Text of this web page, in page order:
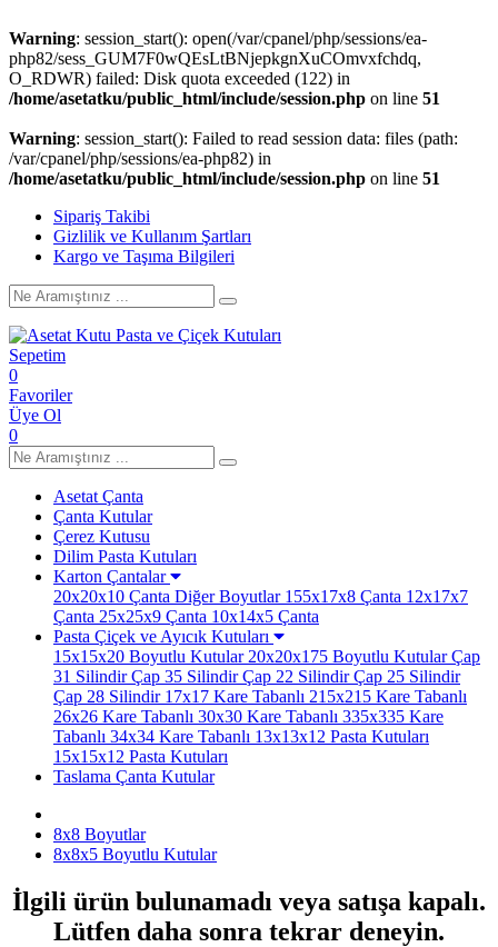
Warning: session_start(): open(/var/cpanel/php/sessions/ea-
php82/sess_GUM7F0wQEsLtBNjepkgnXuCOmvxfchdq,
O_RDWR) failed: Disk quota exceeded (122) in
/home/asetatku/public_html/include/session.php on line 51
Warning: session_start(): Failed to read session data: files (path:
/var/cpanel/php/sessions/ea-php82) in
/home/asetatku/public_html/include/session.php on line 51
Sipariş Takibi
Gizlilik ve Kullanım Şartları
Kargo ve Taşıma Bilgileri
Sepetim
0
Favoriler
Üye Ol
0
Asetat Çanta
Çanta Kutular
Çerez Kutusu
Dilim Pasta Kutuları
Karton Çantalar
20x20x10 Çanta Diğer Boyutlar155x17x8 Çanta 12x17x7
Çanta 25x25x9 Çanta 10x14x5 Çanta
Pasta Çiçek ve Ayıcık Kutuları
15x15x20 Boyutlu Kutular20x20x175 Boyutlu KutularÇap
31 SilindirÇap 35 SilindirÇap 22 SilindirÇap 25 Silindir
Çap 28 Silindir17x17 Kare Tabanlı 215x215 Kare Tabanlı
26x26 Kare Tabanlı 30x30 Kare Tabanlı 335x335 Kare
Tabanlı 34x34 Kare Tabanlı 13x13x12 Pasta Kutuları
15x15x12 Pasta Kutuları
Taslama Çanta Kutular
8x8 Boyutlar
8x8x5 Boyutlu Kutular
İlgili ürün bulunamadı veya satışa kapalı.
Lütfen daha sonra tekrar deneyin.